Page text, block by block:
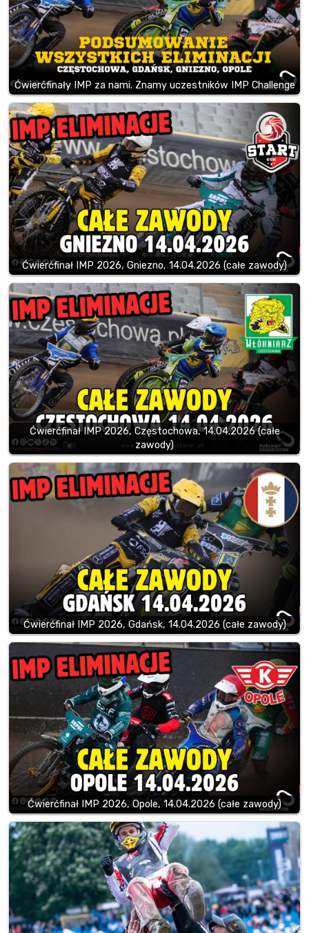
Ćwierćfinały IMP za nami. Znamy uczestników IMP Challenge
Ćwierćfinał IMP 2026, Gniezno, 14.04.2026 (całe zawody)
Ćwierćfinał IMP 2026, Częstochowa, 14.04.2026 (całe
zawody)
Ćwierćfinał IMP 2026, Gdańsk, 14.04.2026 (całe zawody)
Ćwierćfinał IMP 2026, Opole, 14.04.2026 (całe zawody)